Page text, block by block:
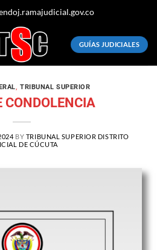
GUÍAS JUDICIALES
, TRIBUNAL SUPERIOR
CONDOLENCIA
BY TRIBUNAL SUPERIOR DISTRITO
DE CÚCUTA